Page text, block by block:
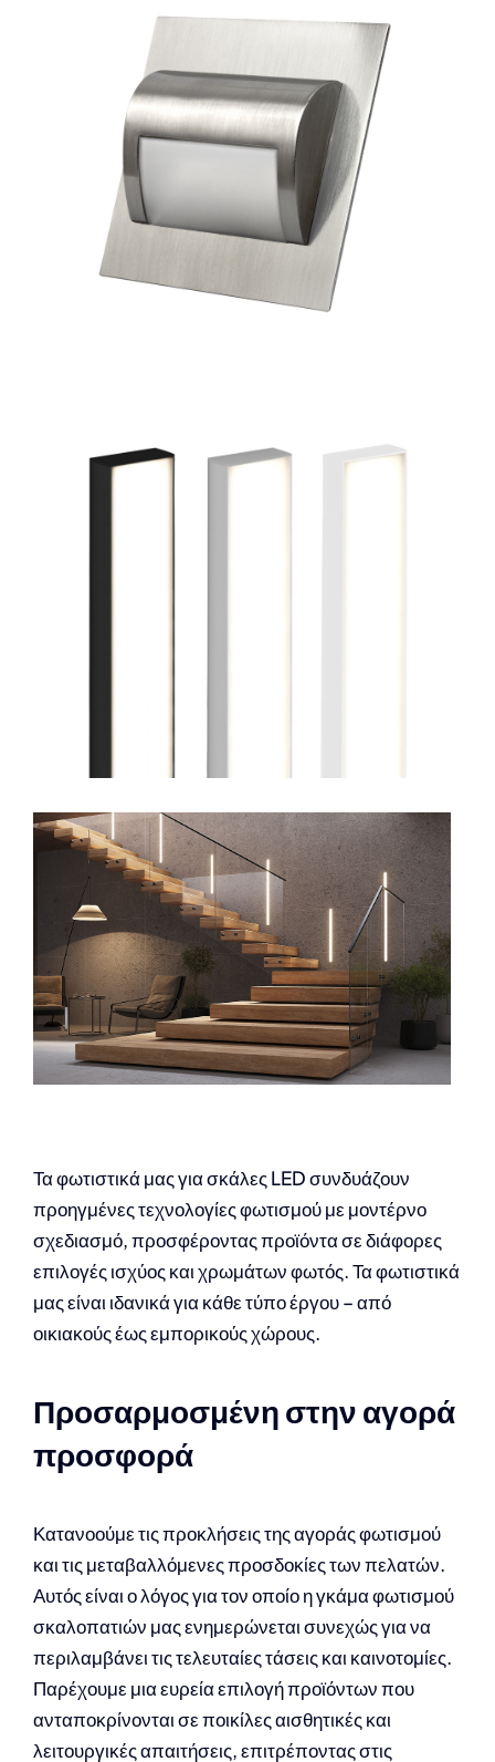
Τα φωτιστικά μας για σκάλες LED συνδυάζουν
προηγμένες τεχνολογίες φωτισμού με μοντέρνο
σχεδιασμό, προσφέροντας προϊόντα σε διάφορες
επιλογές ισχύος και χρωμάτων φωτός. Τα φωτιστικά
μας είναι ιδανικά για κάθε τύπο έργου – από
οικιακούς έως εμπορικούς χώρους.
Προσαρμοσμένη στην αγορά
προσφορά
Κατανοούμε τις προκλήσεις της αγοράς φωτισμού
και τις μεταβαλλόμενες προσδοκίες των πελατών.
Αυτός είναι ο λόγος για τον οποίο η γκάμα φωτισμού
σκαλοπατιών μας ενημερώνεται συνεχώς για να
περιλαμβάνει τις τελευταίες τάσεις και καινοτομίες.
Παρέχουμε μια ευρεία επιλογή προϊόντων που
ανταποκρίνονται σε ποικίλες αισθητικές και
λειτουργικές απαιτήσεις, επιτρέποντας στις